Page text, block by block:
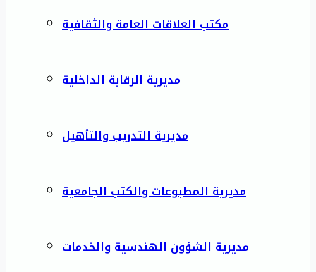
مكتب العلاقات العامة والثقافية
مديرية الرقابة الداخلية
مديرية التدريب والتأهيل
مديرية المطبوعات والكتب الجامعية
مديرية الشؤون الهندسية والخدمات